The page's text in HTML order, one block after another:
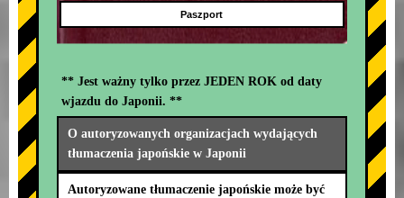
Paszport
** Jest ważny tylko przez JEDEN ROK od daty
wjazdu do Japonii. **
O autoryzowanych organizacjach wydających
tłumaczenia japońskie w Japonii
Autoryzowane tłumaczenie japońskie może być